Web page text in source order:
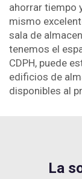
ahorrar tiempo
mismo
sala de
tenemos el
CDPH, puede
edificios de
disponibles al
La